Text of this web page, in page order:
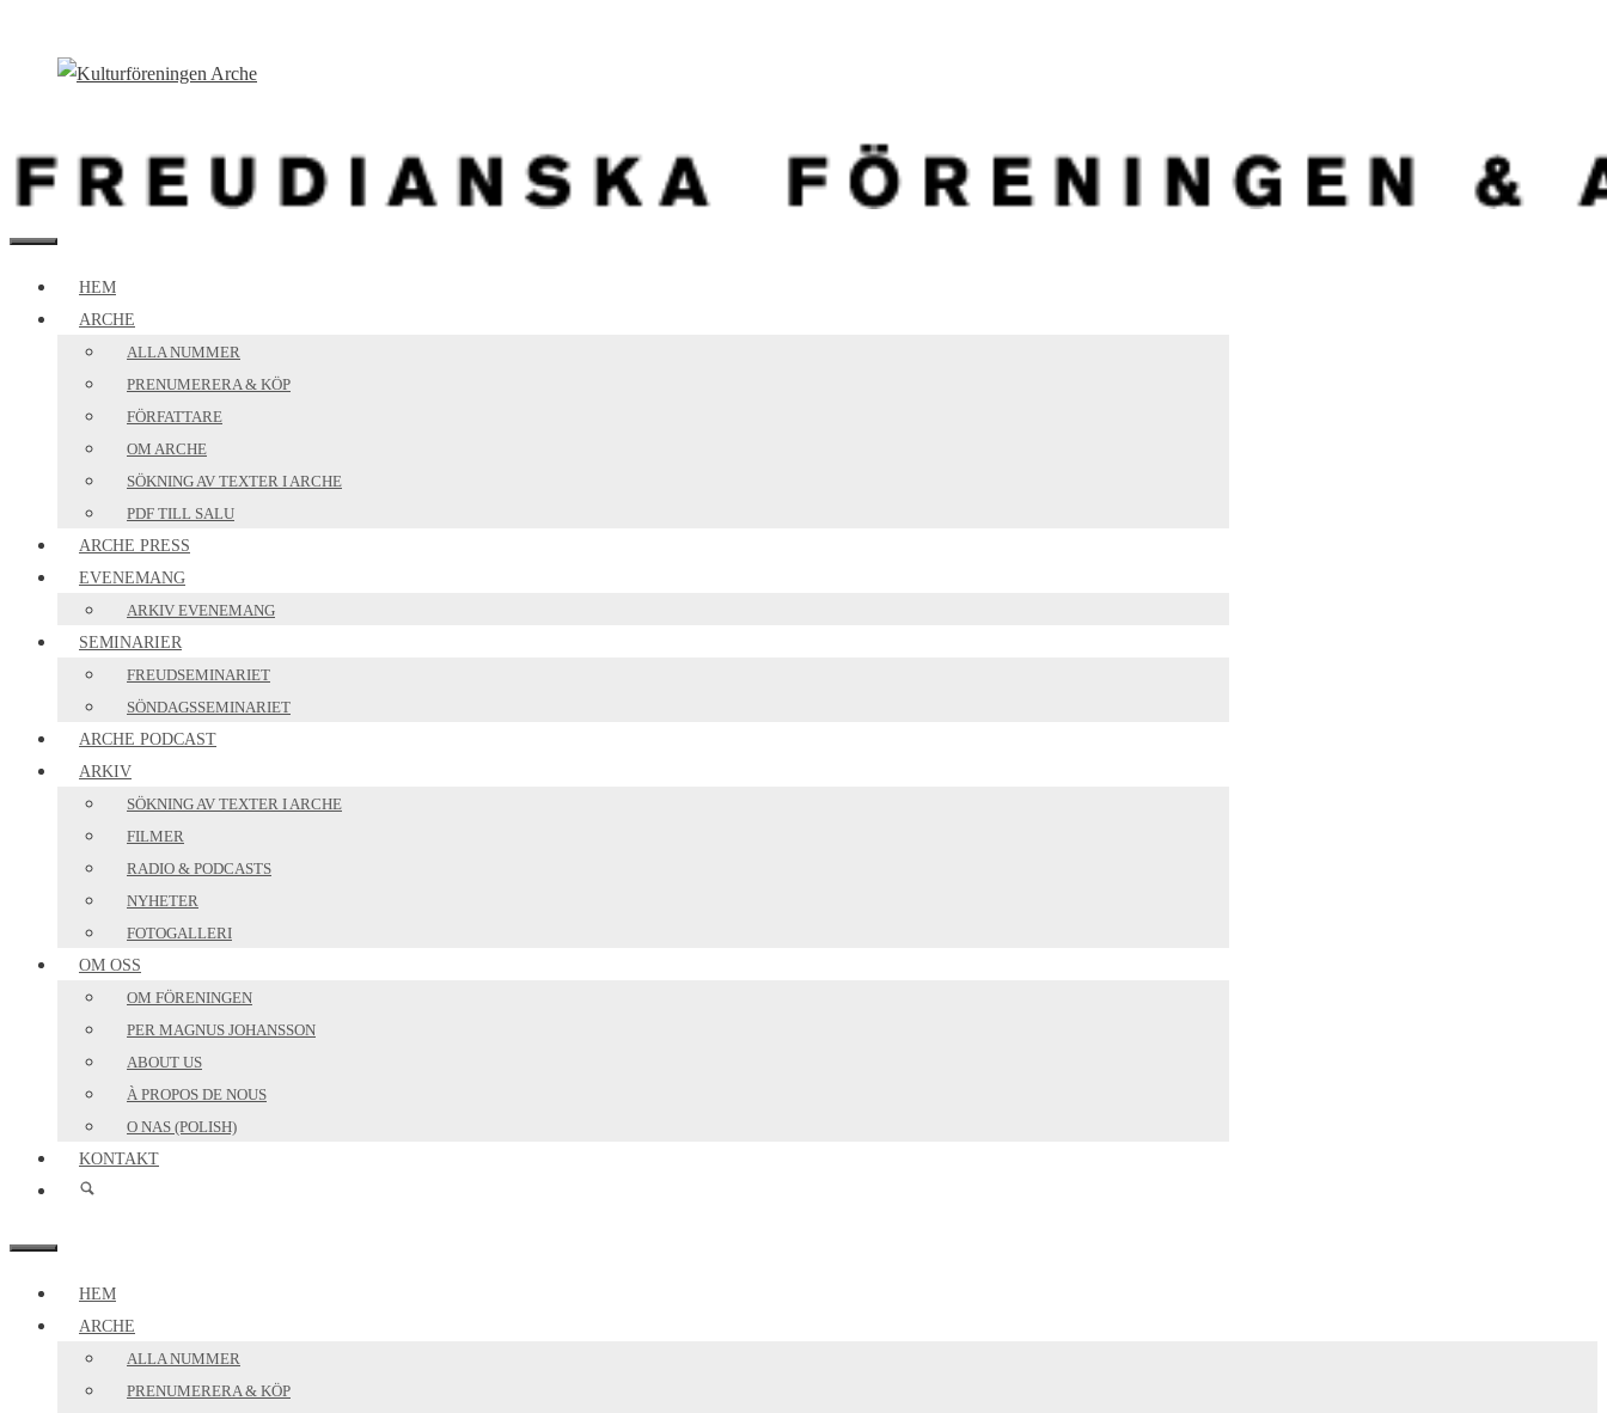
MENY
HEM
ARCHE
ALLA NUMMER
PRENUMERERA & KÖP
FÖRFATTARE
OM ARCHE
SÖKNING AV TEXTER I ARCHE
PDF TILL SALU
ARCHE PRESS
EVENEMANG
ARKIV EVENEMANG
SEMINARIER
FREUDSEMINARIET
SÖNDAGSSEMINARIET
ARCHE PODCAST
ARKIV
SÖKNING AV TEXTER I ARCHE
FILMER
RADIO & PODCASTS
NYHETER
FOTOGALLERI
OM OSS
OM FÖRENINGEN
PER MAGNUS JOHANSSON
ABOUT US
À PROPOS DE NOUS
O NAS (POLISH)
KONTAKT
MENY
HEM
ARCHE
ALLA NUMMER
PRENUMERERA & KÖP